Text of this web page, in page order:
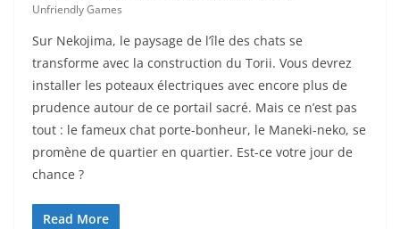
Unfriendly Games
Sur Nekojima, le paysage de l’île des chats se
transforme avec la construction du Torii. Vous devrez
installer les poteaux électriques avec encore plus de
prudence autour de ce portail sacré. Mais ce n’est pas
tout : le fameux chat porte-bonheur, le Maneki-neko, se
promène de quartier en quartier. Est-ce votre jour de
chance ?
Read More